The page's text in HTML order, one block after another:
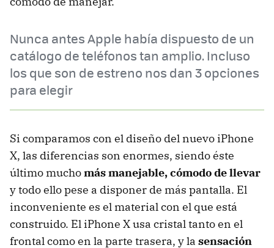
Nunca antes Apple había dispuesto de un
catálogo de teléfonos tan amplio. Incluso
los que son de estreno nos dan 3 opciones
para elegir
Si comparamos con el diseño del nuevo iPhone
X, las diferencias son enormes, siendo éste
último muchomás manejable, cómodo de llevar
y todo ello pese a disponer de más pantalla. El
inconveniente es el material con el que está
construido. El iPhone X usa cristal tanto en el
frontal como en la parte trasera, y la sensación